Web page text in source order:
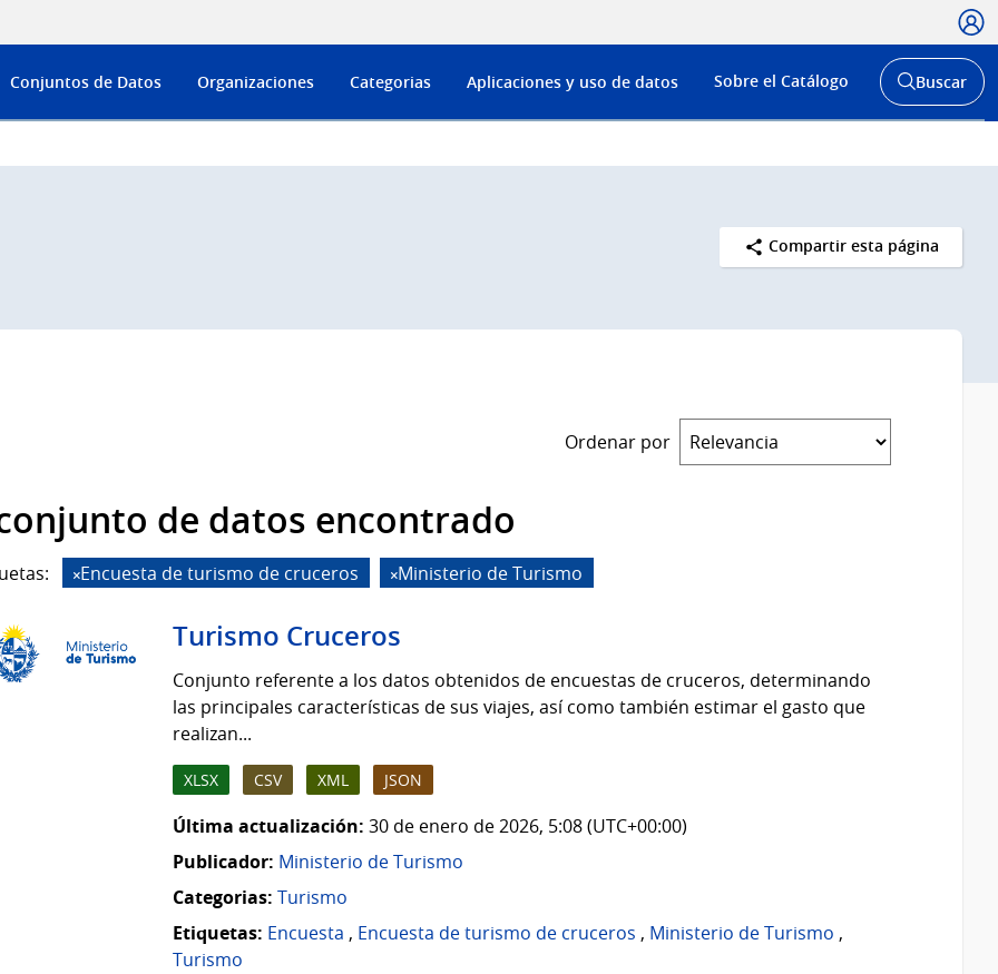
Menú
de
Conjuntos de Datos Organizaciones Categorias Aplicaciones y uso de datos Sobre el Catálogo
Abrir
buscador
Buscar
Compartir esta página
Ordenar por
de datos encontrado
Encuesta de turismo de cruceros Ministerio de Turismo
Turismo Cruceros
Conjunto referente a los datos obtenidos de encuestas de cruceros, determinando
las principales características de sus viajes, así como también estimar el gasto que
realizan...
XLSX CSV XML JSON
Última actualización: 30 de enero de 2026, 5:08 (UTC+00:00)
Publicador: Ministerio de Turismo
Categorias: Turismo
Etiquetas: Encuesta , Encuesta de turismo de cruceros , Ministerio de Turismo ,
Turismo